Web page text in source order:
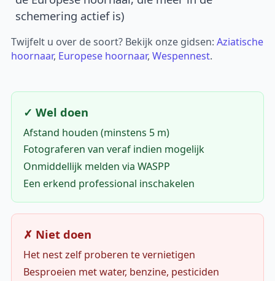
schemering actief is)
Twijfelt u over de soort? Bekijk onze gidsen:Aziatische
hoornaar, Europese hoornaar,Wespennest.
✓ Wel doen
Afstand houden (minstens 5 m)
Fotograferen van veraf indien mogelijk
Onmiddellijk melden via WASPP
Een erkend professional inschakelen
✗ Niet doen
Het nest zelf proberen te vernietigen
Besproeien met water, benzine, pesticiden